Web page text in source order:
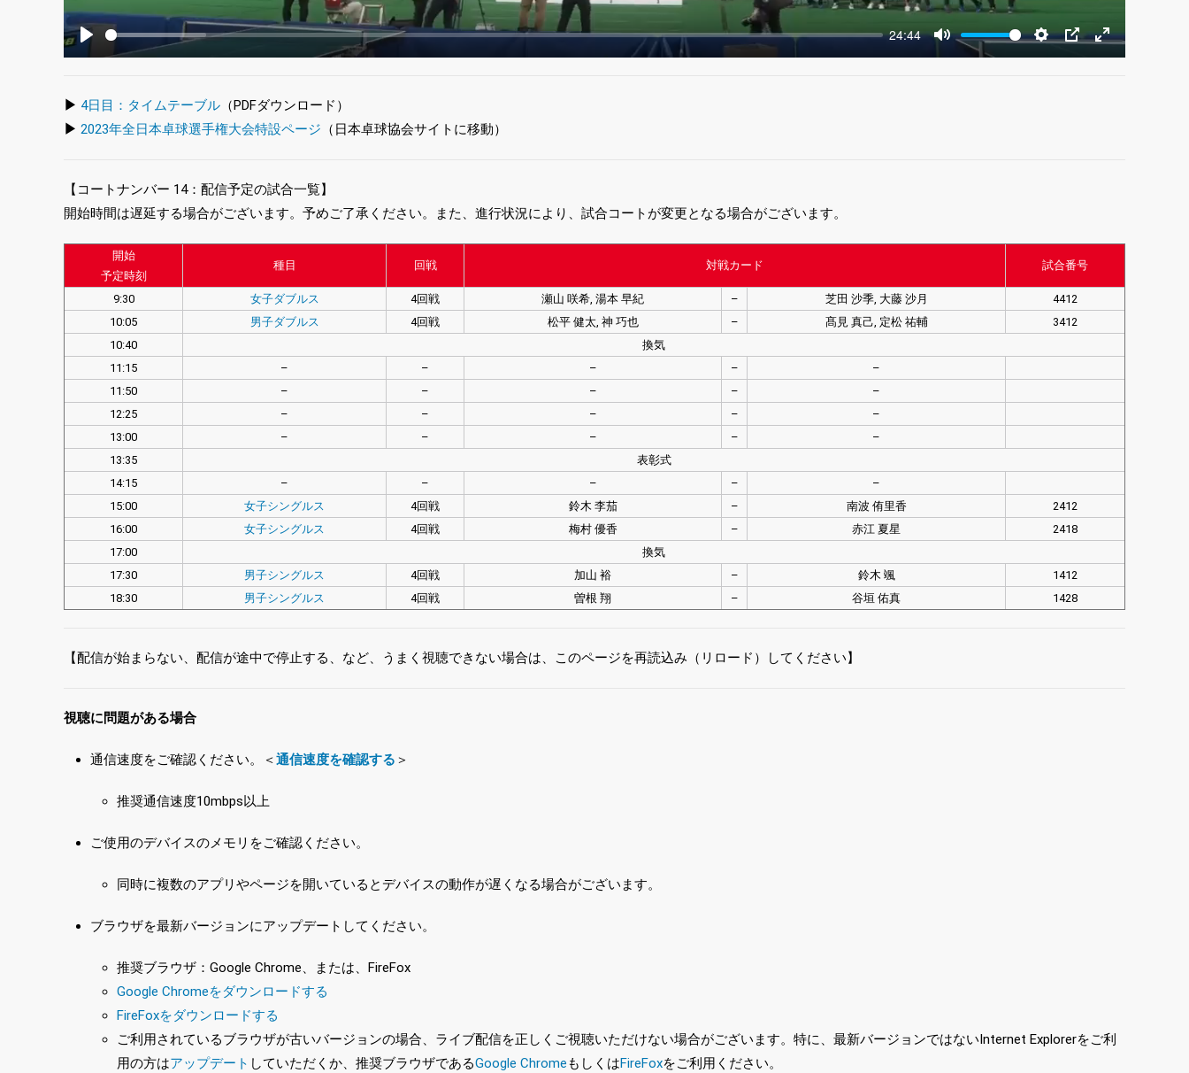
Play
24:44
Mute Settings
PIP Enter
▶ 4日目：タイムテーブル （PDFダウンロード）
▶ 2023年全日本卓球選手権大会特設ページ （日本卓球協会サイトに移動）
【コートナンバー 14：配信予定の試合一覧】
開始時間は遅延する場合がございます。予めご了承ください。また、進行状況により、試合コートが変更となる場合がございます。
開始
予定時刻
種目 回戦 対戦カード 試合番号
9:30 女子ダブルス 4回戦 瀬山 咲希, 湯本 早紀 – 芝田 沙季, 大藤 沙月
4412
10:05
男子ダブルス 4回戦 松平 健太, 神 巧也 – 髙見 真己, 定松 祐輔
3412
10:40
換気
11:15
– – – –
–
11:50
– – – –
–
12:25
– – – –
–
13:00
– – – –
–
13:35
表彰式
14:15
– – – –
–
15:00
女子シングルス 4回戦 鈴木 李茄 – 南波 侑里香
2412
16:00
女子シングルス 4回戦 梅村 優香 – 赤江 夏星
2418
17:00
換気
17:30
男子シングルス 4回戦 加山 裕 – 鈴木 颯
1412
18:30
男子シングルス 4回戦 曽根 翔 – 谷垣 佑真 1428
【配信が始まらない、配信が途中で停止する、など、うまく視聴できない場合は、このページを再読込み（リロード）してください】
視聴に問題がある場合
通信速度をご確認ください。＜通信速度を確認する ＞
推奨通信速度10mbps以上
ご使用のデバイスのメモリをご確認ください。
同時に複数のアプリやページを開いているとデバイスの動作が遅くなる場合がございます。
ブラウザを最新バージョンにアップデートしてください。
推奨ブラウザ：Google Chrome、または、FireFox
Google Chromeをダウンロードする
FireFoxをダウンロードする
ご利用されているブラウザが古いバージョンの場合、ライブ配信を正しくご視聴いただけない場合がございます。特に、最新バージョンではないInternet Explorerをご利
用の方はアップデート していただくか、推奨ブラウザであるGoogle ChromeもしくはFireFoxをご利用ください。